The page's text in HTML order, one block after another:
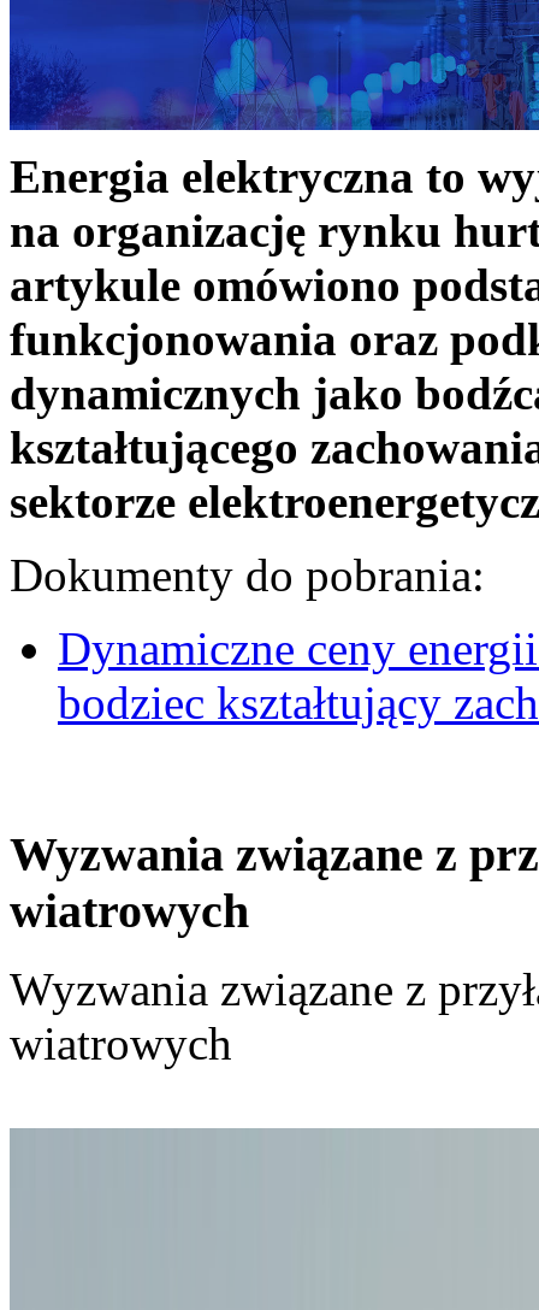
Energia elektryczna to
na organizację rynku
artykule omówiono
funkcjonowania oraz
dynamicznych jako
kształtującego
sektorze
Dokumenty do pobrania:
Dynamiczne ceny
bodziec kształtujący
Wyzwania związane z
wiatrowych
Wyzwania związane z
wiatrowych